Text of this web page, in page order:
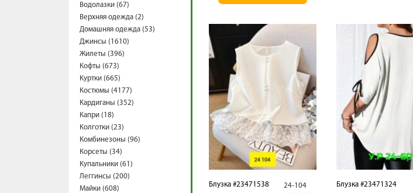
Водолазки (67)
Верхняя одежда (2)
Домашняя одежда (53)
Джинсы (1610)
Жилеты (396)
Кофты (673)
Куртки (665)
Костюмы (4177)
Кардиганы (352)
Капри (18)
Колготки (23)
Комбинезоны (96)
Корсеты (34)
Купальники (61)
Леггинсы (200)
Майки (608)
Блузка #23471538 24-104
Блузка #23471324